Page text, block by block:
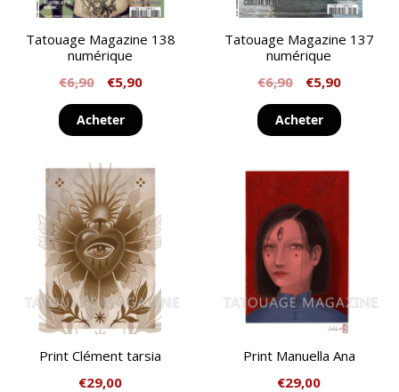
Tatouage Magazine 138
numérique
€6,90 €5,90
Acheter
Tatouage Magazine 137
numérique
€6,90 €5,90
Acheter
Print Clément tarsia
€29,00
Print Manuella Ana
€29,00